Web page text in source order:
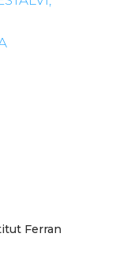
Ferran